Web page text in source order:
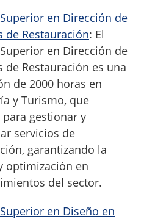
en Dirección de
de Restauración: El
en Dirección de
de Restauración es una
de 2000 horas en
y Turismo, que
para gestionar y
servicios de
garantizando la
optimización en
del sector.
en Diseño en